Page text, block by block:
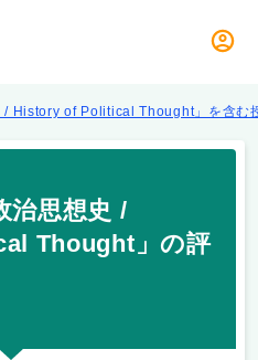
/ History of Political Thought」を含む
治思想史 /
Thought」の評